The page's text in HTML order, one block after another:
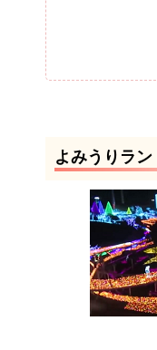
よみうりラン